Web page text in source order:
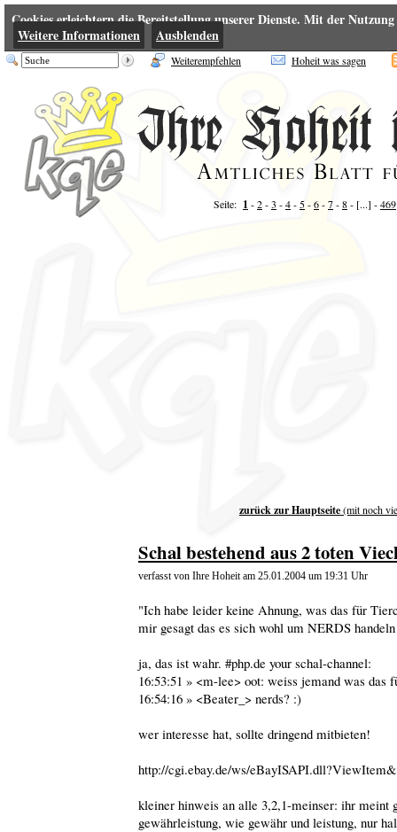
Cookies erleichtern die Bereitstellung unserer Dienste. Mit der
Weitere Informationen
Ausblenden
Weiterempfehlen Hoheit was sagen
Seite: 1 -2-3 -4- 5-6-7-8- [...] -469
zurück zur Hauptseite(mit noch
Schal bestehend aus 2 toten
verfasst von Ihre Hoheit am 25.01.2004 um 19:31 Uhr
"Ich habe leider keine Ahnung, was das für
mir gesagt das es sich wohl um NERDS
ja, das ist wahr. #php.de your schal-channel:
16:53:51 » <m-lee> oot: weiss jemand was das
16:54:16 » <Beater_> nerds? :)
wer interesse hat, sollte dringend mitbieten!
http://cgi.ebay.de/ws/
kleiner hinweis an alle 3,2,1-meinser: ihr meint
gewährleistung, wie gewähr und leistung, nur